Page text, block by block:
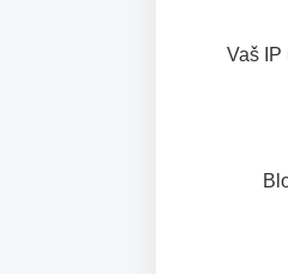
Vaš IP